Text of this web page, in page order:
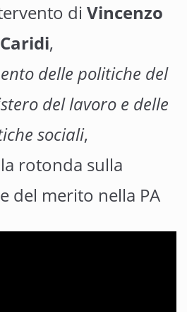
di Vincenzo
Caridi,
delle politiche del
del lavoro e delle
sociali,
rotonda sulla
del merito nella PA